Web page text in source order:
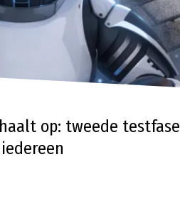
op: tweede testfase